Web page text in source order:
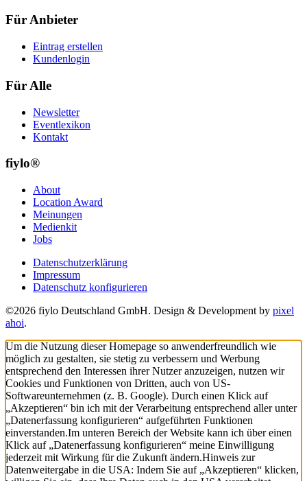
Für Anbieter
Eintrag erstellen
Kundenlogin
Für Alle
Newsletter
Eventlexikon
Kontakt
fiylo®
About
Location Award
Meinungen
Medienkit
Jobs
Datenschutzerklärung
Impressum
Datenschutz konfigurieren
©2026 fiylo Deutschland GmbH. Design & Development by pixel
ahoi.
Um die Nutzung dieser Homepage so anwenderfreundlich wie
möglich zu gestalten, sie stetig zu verbessern und Werbung
entsprechend den Interessen ihrer Nutzer anzuzeigen, nutzen wir
Cookies und Funktionen von Dritten, auch von US-
Softwareunternehmen (z. B. Google). Durch einen Klick auf
„Akzeptieren“ bin ich mit der Verarbeitung entsprechend aller unter
„Datenerfassung konfigurieren“ aufgeführten Funktionen
einverstanden.Im unteren Bereich der Website kann ich über einen
Klick auf „Datenerfassung konfigurieren“ meine Einwilligung
jederzeit mit Wirkung für die Zukunft ändern.Hinweis zur
Datenweitergabe in die USA: Indem Sie auf „Akzeptieren“ klicken,